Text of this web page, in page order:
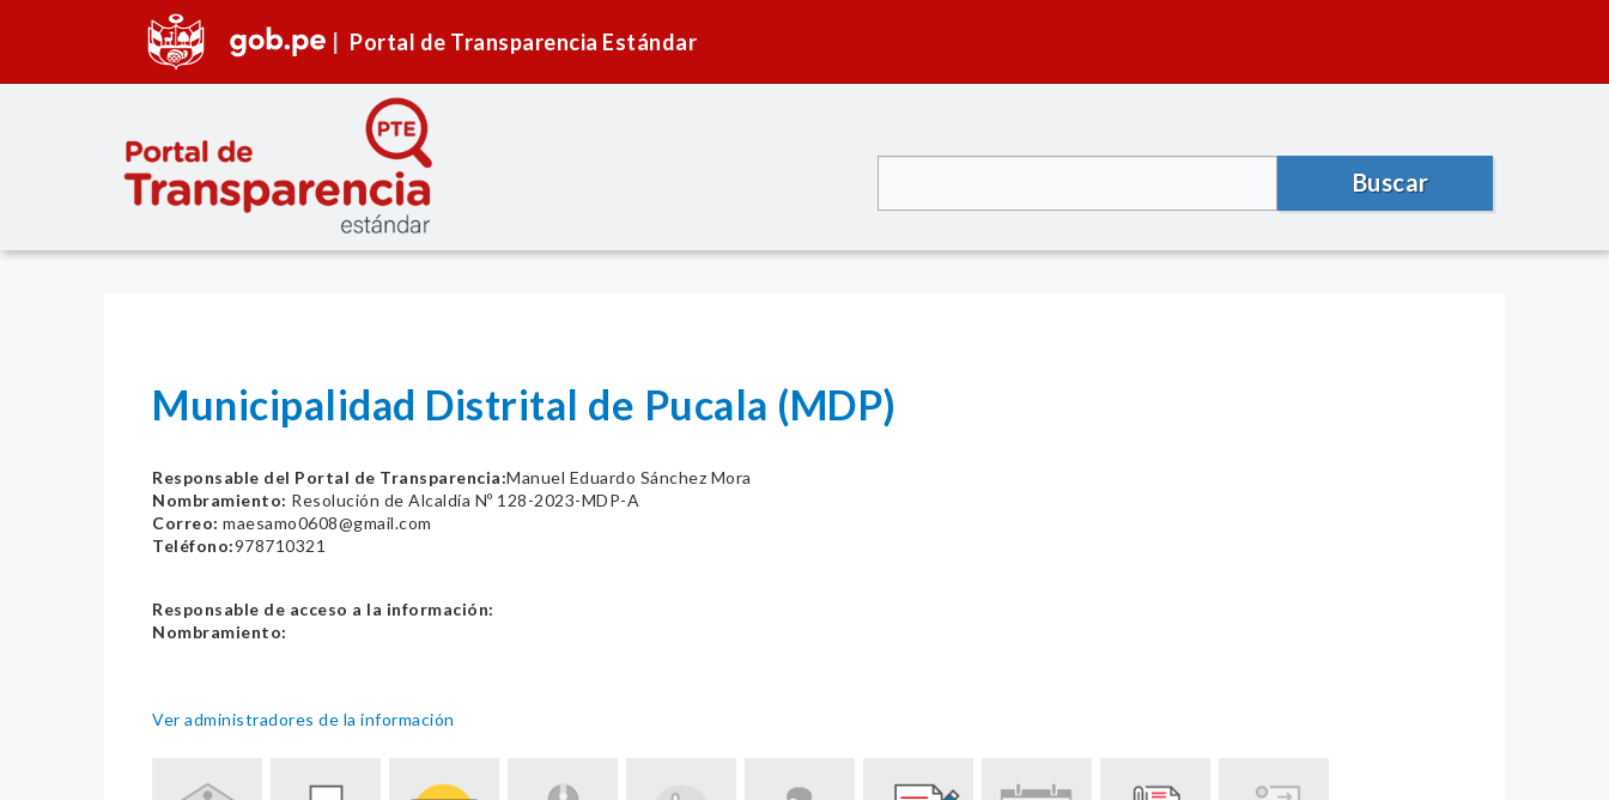
Portal de Transparencia Estándar
Buscar
Municipalidad Distrital de Pucala (MDP)
Responsable del Portal de Transparencia:Manuel Eduardo Sánchez Mora
Nombramiento: Resolución de Alcaldía Nº 128-2023-MDP-A
Correo: maesamo0608@gmail.com
Teléfono:978710321
Responsable de acceso a la información:
Nombramiento:
Ver administradores de la información